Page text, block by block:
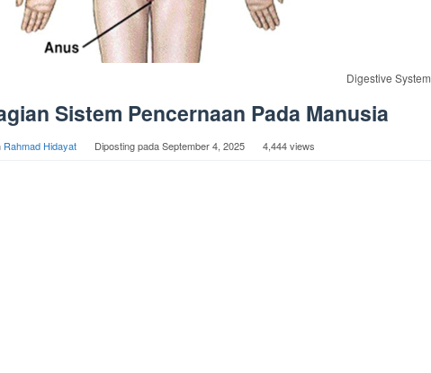
Digestive System
Sistem Pencernaan Pada Manusia
Rahmad Hidayat Diposting padaSeptember 4, 2025 4,444 views